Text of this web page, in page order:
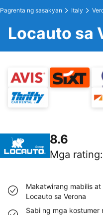
Pagrenta ng sasakyan Italy
Locauto sa
8.6
Mga rating:
Makatwirang mabilis
Locauto sa Verona
Sabi ng mga kostumer